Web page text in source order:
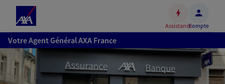
Accéder
au
contenu
principal
Accéder
AssistanceCompte
Votre Agent Général AXA France